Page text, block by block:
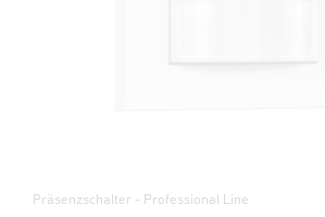
Präsenzschalter - Professional Line